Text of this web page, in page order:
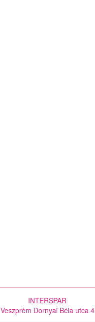
INTERSPAR
Veszprém Dornyai Béla utca 4